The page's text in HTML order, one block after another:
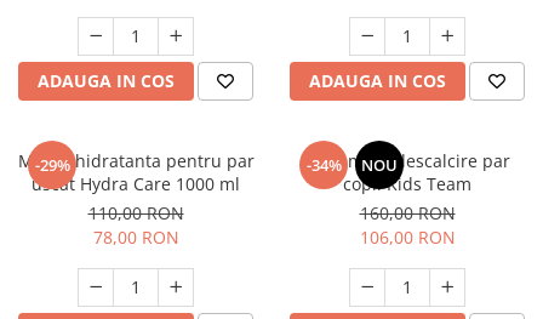
ADAUGA IN COS ADAUGA IN COS
-29%
Masca hidratanta pentru par
uscat Hydra Care 1000 ml
110,00 RON
78,00 RON
-34% NOU
Tratament descalcire par
copii Kids Team
160,00 RON
106,00 RON